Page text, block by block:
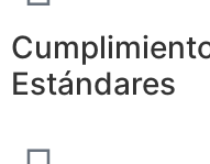
Estándares